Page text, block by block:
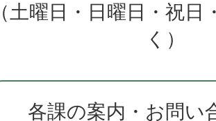
（土曜日・日曜日・祝日
く）
各課の案内・お問い